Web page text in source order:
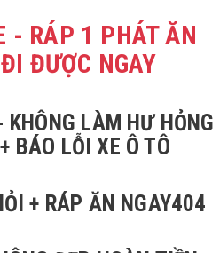
- RÁP 1 PHÁT ĂN
ĐƯỢC NGAY
LÀM HƯ HỎNG
BÁO LỖI XE Ô TÔ
+ RÁP ĂN NGAY404